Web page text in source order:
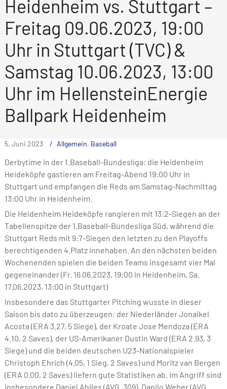
Heidenheim vs. Stuttgart –
Freitag 09.06.2023, 19:00
Uhr in Stuttgart (TVC) &
Samstag 10.06.2023, 13:00
Uhr im HellensteinEnergie
Ballpark Heidenheim
5. Juni 2023 Allgemein, Baseball
Derbytime in der 1.Baseball-Bundesliga: die Heidenheim
Heideköpfe gastieren am Freitag-Abend 19:00 Uhr in
Stuttgart und empfangen die Reds am Samstag-Nachmittag
13:00 Uhr in Heidenheim.
Die Heidenheim Heideköpfe rangieren mit 13:2-Siegen an der
Tabellenspitze der 1.Baseball-Bundesliga Süd, während die
Stuttgart Reds mit 9:7-Siegen den letzten zu den Playoffs
berechtigenden 4.Platz innehaben. An den nächsten beiden
Wochenenden spielen die beiden Teams insgesamt vier Mal
gegeneinander (Fr. 16.06.2023, 19:00 in Heidenheim, Sa.
17.06.2023, 13:00 in Stuttgart)
Insbesondere das Stuttgarter Pitching wusste in dieser
Saison bis dato zu überzeugen: der Niederländer Jonaikel
Acosta (ERA 3.27, 5 Siege), der Kroate Jose Mendoza (ERA
4.10, 2 Saves), der US-Amerikaner Dustin Ward (ERA 2.93, 3
Siege) und die beiden deutschen U23-Nationalspieler
Christoph Ehrich (4.05, 1 Sieg, 2 Saves) und Moritz van Bergen
(ERA 0.00, 2 Saves) liefern gute Statistiken ab. Im Angriff sind
insbesondere Daniel Abiles (AVG .309), Danilo Weber (AVG